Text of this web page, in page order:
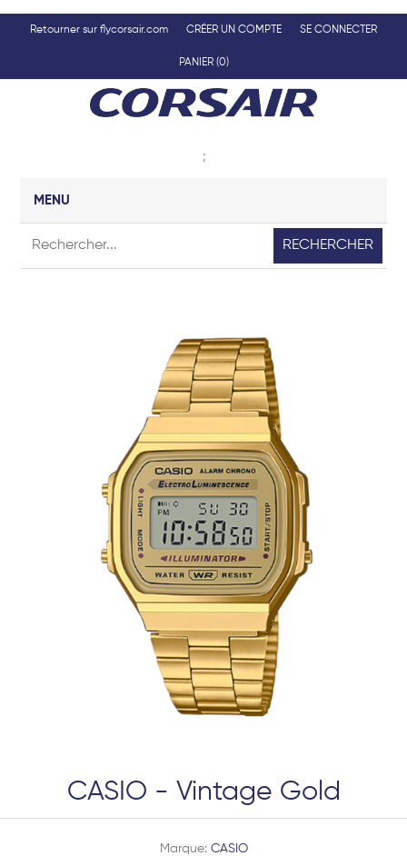
Retourner sur flycorsair.com CRÉER UN COMPTE SE CONNECTER
PANIER (0)
;
MENU
RECHERCHER
CASIO - Vintage Gold
Marque: CASIO